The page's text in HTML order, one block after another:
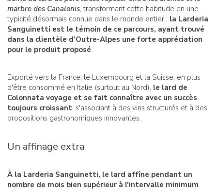
marbre des Canalonis, transformant cette habitude en une
typicité désormais connue dans le monde entier : la Larderia
Sanguinetti est le témoin de ce parcours, ayant trouvé
dans la clientèle d’Outre-Alpes une forte appréciation
pour le produit proposé.
Exporté vers la France, le Luxembourg et la Suisse, en plus
d'être consommé en Italie (surtout au Nord), le lard de
Colonnata voyage et se fait connaître avec un succès
toujours croissant, s'associant à des vins structurés et à des
propositions gastronomiques innovantes.
Un affinage extra
À la Larderia Sanguinetti, le lard affîne pendant un
nombre de mois bien supérieur à l'intervalle minimum